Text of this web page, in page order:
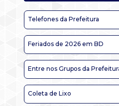
Telefones da Prefeitura
Feriados de 2026 em BD
Entre nos Grupos da
Coleta de Lixo